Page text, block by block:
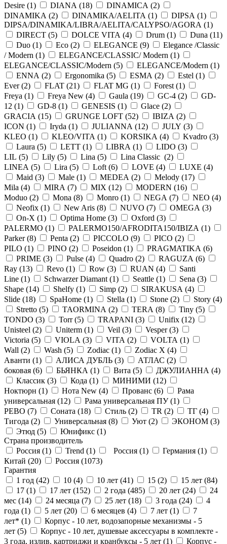
Desire (1) DIANA (18) DINAMICA (2)
DINAMIKA (2) DINAMIKA/AELITA (1) DIPSA (1)
DIPSA/DINAMIKA/LIBRA/AELITA/CALYPSO/AGORA (1)
DIRECT (5) DOLCE VITA (4) Drum (1) Duna (11)
Duo (1) Eco (2) ELEGANCE (9)
Elegance /Classic
/ Modern (1) ELEGANCE/CLASSIC/ Modern (1)
ELEGANCE/CLASSIC/Modern (5) ELEGANCE/Modern (1)
ENNA (2) Ergonomika (5) ESMA (2) Estel (1)
Ever (2) FLAT (21) FLAT MG (1) Forest (1)
Freya (1) Freya New (4) Gaula (19) GC-4 (2)
GD-
12 (1) GD-8 (1) GENESIS (1) Glace (2)
GRACIA (15) GRUNGE LOFT (52) IBIZA (2)
ICON (1) Iryda (1) JULIANNA (12) JULY (3)
KLEO (1) KLEO/VITA (1) KORSIKA (4) Kvadro (3)
Laura (5) LETT (1) LIBRA (1) LIDO (3)
LIL (5) Lily (5) Lina (5) Lina Classic (2)
LINEA (5) Lira (5) Loft (6) LOVE (4) LUXE (4)
Maid (3) Male (1) MEDEA (2) Melody (17)
Mila (4) MIRA (7) MIX (12) MODERN (16)
Moduo (2) Mona (8) Monro (1) NEGA (7) NEO (4)
Neofix (1) New Aris (8) NUVO (7) OMEGA (3)
On-X (1) Optima Home (3) Oxford (3)
PALERMO (1) PALERMO150/AFRODITA150/IBIZA (1)
Parker (8) Penta (2) PICCOLO (9) PICO (2)
PILO (1) PINO (2) Poseidon (1) PRAGMATIKA (6)
PRIME (3) Pulse (4) Quadro (2) RAGUZA (6)
Ray (13) Revo (1) Row (3) RUAN (4)
Santi
Line (1) Schwarzer Diamant (1) Seattle (1) Sena (3)
Shape (14) Shelfy (1) Simp (2) SIRAKUSA (4)
Slide (18) SpaHome (1) Stella (1) Stone (2) Story (4)
Stretto (5) TAORMINA (2) TERA (8) Tiny (5)
TONDO (3) Torr (5) TRAPANI (3) Unifix (12)
Unisteel (2) Uniterm (1) Veil (3) Vesper (3)
Victoria (5) VIOLA (3) VITA (2) VOLTA (1)
Wall (2) Wash (5) Zodiac (1) Zodiac X (4)
Аванти (1) АЛИСА ДУБЛЬ (3) АТЛАС (2)
боковая (6) БЬЯНКА (1) Вита (5) ДЖУЛИАННА (4)
Классик (3) Кода (1) МИНИМИ (12)
Ноктюрн (1) Нота New (4) Прованс (6)
Рама
универсальная (12) Рама универсальная ПУ (1)
РЕВО (7) Соната (18) Стиль (2) ТR (2) ТГ (4)
Тигода (2) Универсальная (8) Уют (2) ЭКОНОМ (3)
Этюд (5) Юнификс (1)
Страна производитель
Россия (1) Trend (1) Россия (1) Германия (1)
Китай (20) Россия (1073)
Гарантия
1 год (42) 10 (4) 10 лет (41) 15 (2) 15 лет (84)
17 (1) 17 лет (152) 2 года (485) 20 лет (24)
24
мес (14) 24 месяца (7) 25 лет (18) 3 года (24)
4
года (1) 5 лет (20) 6 месяцев (4) 7 лет (1)
7
лет* (1)
Корпус - 10 лет, водозапорные механизмы - 5
лет (5)
Корпус - 10 лет, душевые аксессуары в комплекте -
3 года, излив, картриджи и кранбуксы - 5 лет (1) Корпус -